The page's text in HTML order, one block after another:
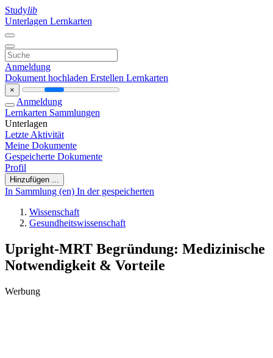
Studylib
Unterlagen Lernkarten
Anmeldung
Dokument hochladen Erstellen Lernkarten
×
Anmeldung
Lernkarten Sammlungen
Unterlagen
Letzte Aktivität
Meine Dokumente
Gespeicherte Dokumente
Profil
Hinzufügen ...
In Sammlung (en) In der gespeicherten
Wissenschaft
Gesundheitswissenschaft
Upright-MRT Begründung: Medizinische
Notwendigkeit & Vorteile
Werbung